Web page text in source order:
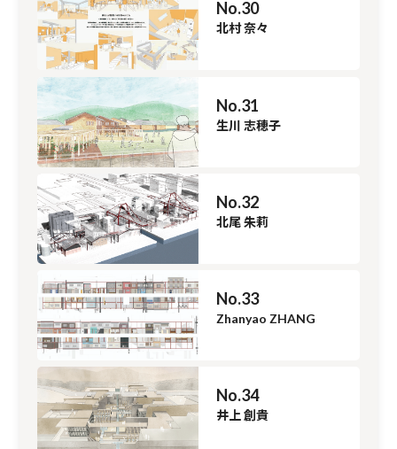
No.30
北村 奈々
No.31
生川 志穂子
No.32
北尾 朱莉
No.33
Zhanyao ZHANG
No.34
井上 創貴